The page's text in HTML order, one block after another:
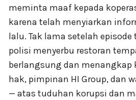
meminta maaf kepada
karena telah menyiarkan
lalu. Tak lama setelah
polisi menyerbu restoran
berlangsung dan menangkap
hak, pimpinan HI Group, dan
— atas tuduhan korupsi dan